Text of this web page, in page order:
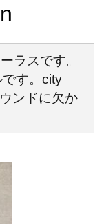
ラスです。
です。city
ンドに欠か